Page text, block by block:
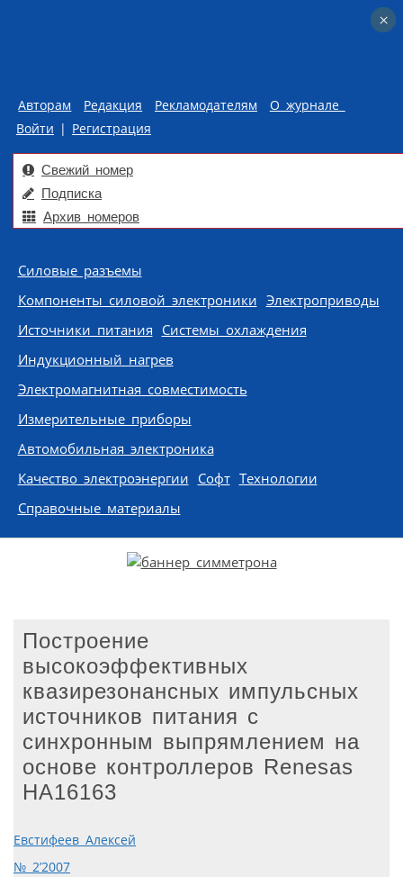
Авторам Редакция Рекламодателям
О журнале
Войти | Регистрация
Свежий номер
Подписка
Архив номеров
Skip to content
Силовые разъемы
Компоненты силовой электроники Электроприводы
Источники питания Системы охлаждения
Индукционный нагрев
Электромагнитная совместимость
Измерительные приборы
Автомобильная электроника
Качество электроэнергии Софт Технологии
Справочные материалы
Построение
высокоэффективных
квазирезонансных импульсных
источников питания с
синхронным выпрямлением на
основе контроллеров Renesas
HA16163
Евстифеев Алексей
№ 2’2007
×
×